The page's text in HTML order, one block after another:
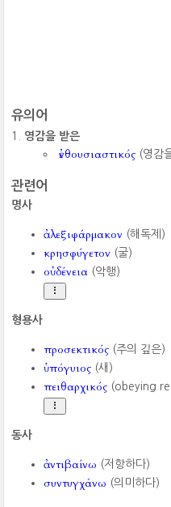
유의어
영감을 받은
ἐνθουσιαστικός (영감
관련어
명사
ἀλεξιφάρμακον (해독제)
κρησφύγετον (굴)
οὐδένεια (악행)
형용사
προσεκτικός (주의 깊은)
ὑπόγυιος (새)
πειθαρχικός (obeying
동사
ἀντιβαίνω (저항하다)
συντυγχάνω (의미하다)